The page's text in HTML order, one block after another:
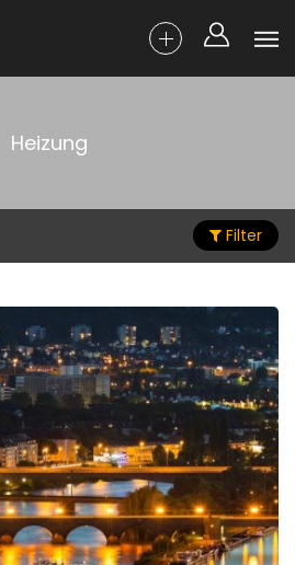
Heizung
Filter